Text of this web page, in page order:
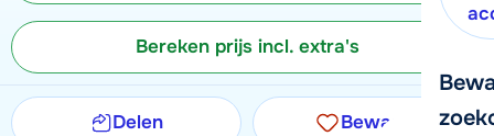
Bereken prijs incl. extra's
Delen Bewaren